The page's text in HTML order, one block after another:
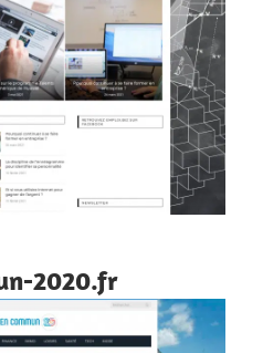
2020.fr